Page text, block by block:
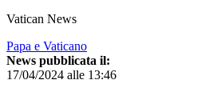
Vatican News
Papa e Vaticano
News pubblicata il:
17/04/2024 alle 13:46